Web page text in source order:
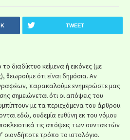
TWEET
διαδίκτυο κείμενα ή εικόνες (με
θεωρούμε ότι είναι δημόσια. Αν
παρακαλούμε ενημερώστε μας
σημειώνεται ότι οι απόψεις του
με τα περιεχόμενα του άρθρου.
εδώ, ουδεμία ευθύνη εκ του νόμου
τις απόψεις των συντακτών
οιονδήποτε τρόπο το ιστολόγιο.